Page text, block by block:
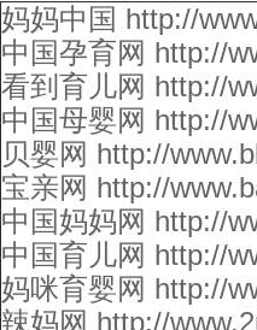
妈妈中国 http://
中国孕育网 http://
看到育儿网 http://
中国母婴网 http://
贝婴网 http://
宝亲网 http://
中国妈妈网 http://
中国育儿网 http://
妈咪育婴网 http://
辣妈网 http://